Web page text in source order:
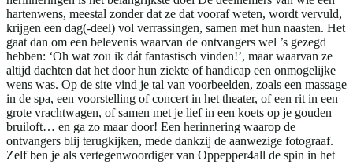
hartenwens, meestal zonder dat ze dat vooraf weten, wordt vervuld,
krijgen een dag(-deel) vol verrassingen, samen met hun naasten. Het
gaat dan om een belevenis waarvan de ontvangers wel ’s gezegd
hebben: ‘Oh wat zou ik dát fantastisch vinden!’, maar waarvan ze
altijd dachten dat het door hun ziekte of handicap een onmogelijke
wens was. Op de site vind je tal van voorbeelden, zoals een massage
in de spa, een voorstelling of concert in het theater, of een rit in een
grote vrachtwagen, of samen met je lief in een koets op je gouden
bruiloft… en ga zo maar door! Een herinnering waarop de
ontvangers blij terugkijken, mede dankzij de aanwezige fotograaf.
Zelf ben je als vertegenwoordiger van Oppepper4all de spin in het